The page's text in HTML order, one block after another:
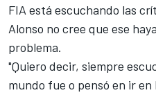
FIA está escuchando las
Alonso no cree que ese
problema.
"Quiero decir, siempre
mundo fue o pensó en ir